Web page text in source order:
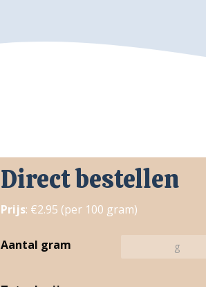
Direct bestellen
Prijs: €2.95 (per 100 gram)
Aantal gram